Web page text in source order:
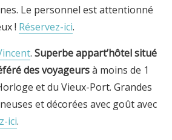
Le personnel est attentionné
! Réservez-ici.
. Superbe appart’hôtel situé
des voyageursà moins de 1
et du Vieux-Port. Grandes
et décorées avec goût avec
ici.